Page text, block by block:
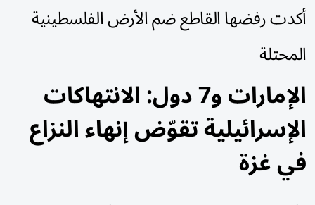
أكدت رفضها القاطع ضم الأرض الفلسطينية
المحتلة
الإمارات و7 دول: الانتهاكات
الإسرائيلية تقوّض إنهاء النزاع
في غزة